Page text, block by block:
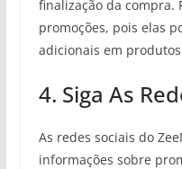
finalização da compra.
promoções, pois elas
adicionais em
4. Siga As
As redes sociais do
informações sobre